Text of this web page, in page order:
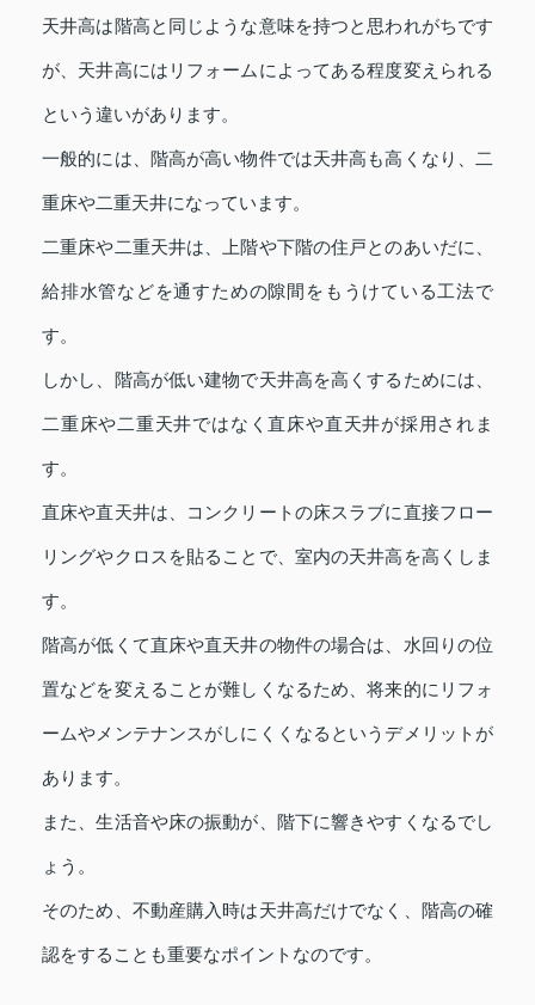
天井高は階高と同じような意味を持つと思われがちです
が、天井高にはリフォームによってある程度変えられる
という違いがあります。
一般的には、階高が高い物件では天井高も高くなり、二
重床や二重天井になっています。
二重床や二重天井は、上階や下階の住戸とのあいだに、
給排水管などを通すための隙間をもうけている工法で
す。
しかし、階高が低い建物で天井高を高くするためには、
二重床や二重天井ではなく直床や直天井が採用されま
す。
直床や直天井は、コンクリートの床スラブに直接フロー
リングやクロスを貼ることで、室内の天井高を高くしま
す。
階高が低くて直床や直天井の物件の場合は、水回りの位
置などを変えることが難しくなるため、将来的にリフォ
ームやメンテナンスがしにくくなるというデメリットが
あります。
また、生活音や床の振動が、階下に響きやすくなるでし
ょう。
そのため、不動産購入時は天井高だけでなく、階高の確
認をすることも重要なポイントなのです。